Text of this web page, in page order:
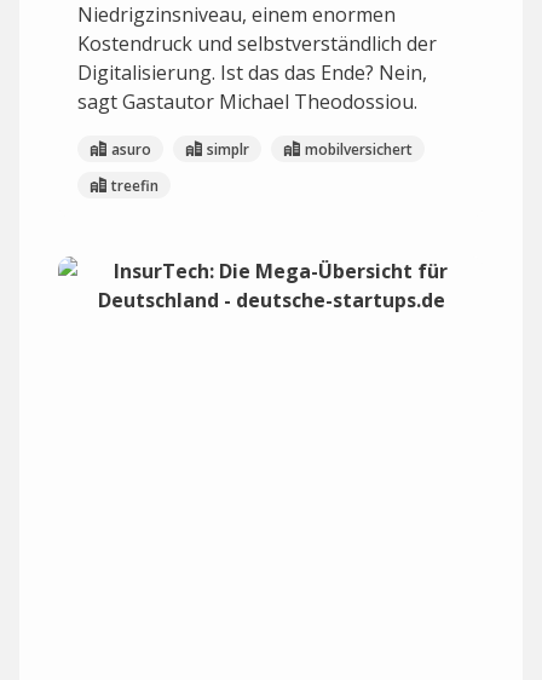
Niedrigzinsniveau, einem enormen
Kostendruck und selbstverständlich der
Digitalisierung. Ist das das Ende? Nein,
sagt Gastautor Michael Theodossiou.
asuro simplr
mobilversichert
treefin